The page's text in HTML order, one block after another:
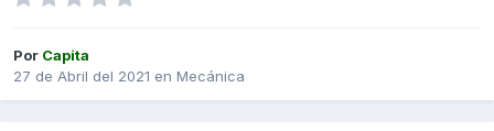
Por Capita
27 de Abril del 2021 en Mecánica